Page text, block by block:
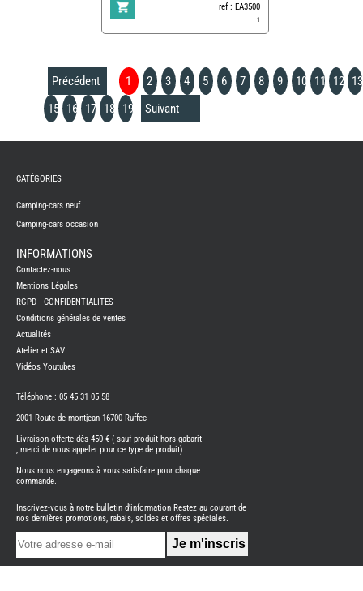
ref : EA3500
1
Précédent 1 2 3 4 5 6 7 8 9 10 11 12
13
15
16 17 18 19 Suivant
CAMPING-
NEUFS
CAMPING-
CAMPING-
BENIMAR
CAMPING-
CARADO
CAMPING-
ITINEO
CAMPING-
OCCASION
CARADO
NEUFS
FOURGON
BENIMAR
FOURGON
CATÉGORIES
Camping-cars neuf
Camping-cars occasion
INFORMATIONS
Contactez-nous
Mentions Légales
RGPD - CONFIDENTIALITES
Conditions générales de ventes
Actualités
Atelier et SAV
Vidéos Youtubes
Téléphone : 05 45 31 05 58
2001 Route de montjean 16700 Ruffec
Livraison offerte dès 450 € ( sauf produit hors gabarit
, merci de nous appeler pour ce type de produit)
Nous nous engageons à vous satisfaire pour chaque
commande.
Inscrivez-vous à notre bulletin d'information Restez au courant de
nos dernières promotions, rabais, soldes et offres spéciales.